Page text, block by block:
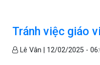
Tránh việc giáo
Lê Vân | 12/02/2025 -